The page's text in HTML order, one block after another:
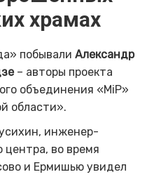
храмах
побывали Александр
– авторы проекта
объединения «МiР»
области».
инженер-
центра, во время
и Ермишью увидел